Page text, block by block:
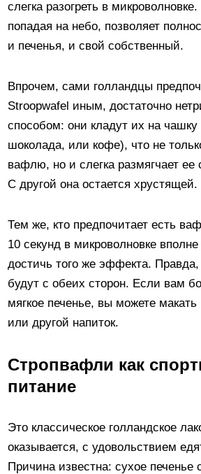
слегка разогреть в
попадая на небо, позволяет
и печенья, и свой собственный.
Впрочем, сами голландцы
Stroopwafel иным, достаточно
способом: они кладут их на чашку
шоколада, или кофе), что не
вафлю, но и слегка размягчает ее
С другой она остается хрустящей.
Тем же, кто предпочитает есть
10 секунд в микроволновке
достичь того же эффекта.
будут с обеих сторон. Если вам
мягкое печенье, вы можете
или другой напиток.
Стропвафли как
питание
Это классическое голландское
оказывается, с удовольствием
Причина известна: сухое печенье